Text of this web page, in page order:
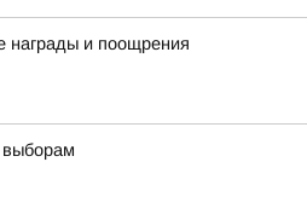
награды и поощрения
выборам